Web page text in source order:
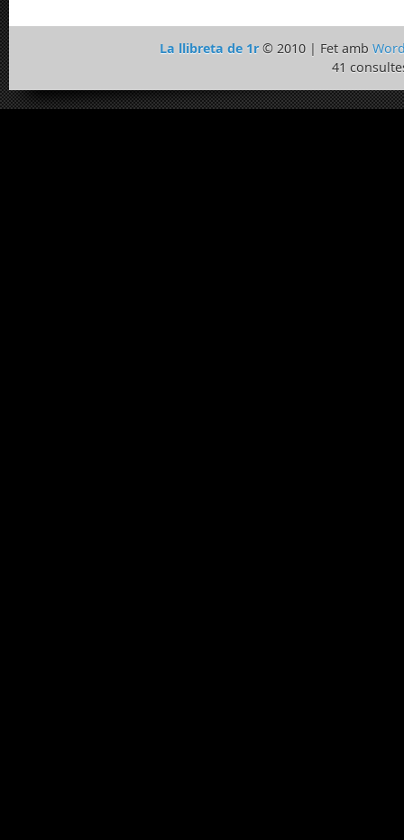
La llibreta de 1r© 2010 | Fet amb
41